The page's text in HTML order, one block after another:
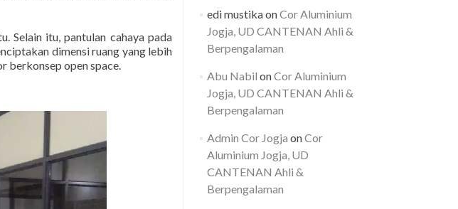
Selain itu, pantulan cahaya pada
dimensi ruang yang lebih
berkonsep open space.
edi mustikaonCor Aluminium
Jogja, UD CANTENAN Ahli &
Berpengalaman
Abu Nabil onCor Aluminium
Jogja, UD CANTENAN Ahli &
Berpengalaman
Admin Cor Jogja onCor
Aluminium Jogja, UD
CANTENAN Ahli &
Berpengalaman